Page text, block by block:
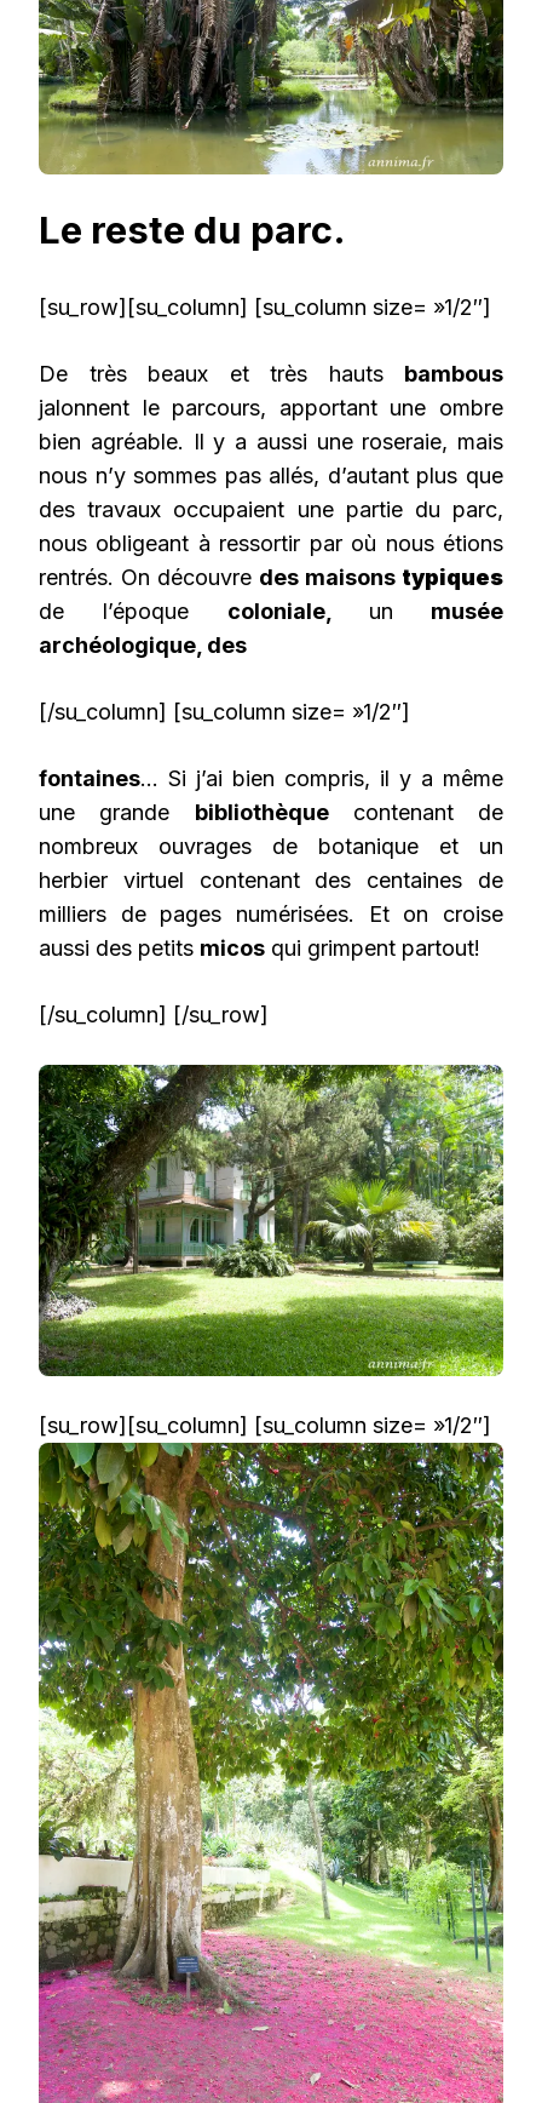
Le reste du parc.
[su_row][su_column] [su_column size= »1/2″]
De très beaux et très hauts bambous
jalonnent le parcours, apportant une ombre
bien agréable. Il y a aussi une roseraie, mais
nous n’y sommes pas allés, d’autant plus que
des travaux occupaient une partie du parc,
nous obligeant à ressortir par où nous étions
rentrés. On découvre des maisons typiques
de l’époque coloniale, un musée
archéologique, des
[/su_column] [su_column size= »1/2″]
fontaines… Si j’ai bien compris, il y a même
une grande bibliothèquecontenant de
nombreux ouvrages de botanique et un
herbier virtuel contenant des centaines de
milliers de pages numérisées. Et on croise
aussi des petits micos qui grimpent partout!
[/su_column] [/su_row]
[su_row][su_column] [su_column size= »1/2″]